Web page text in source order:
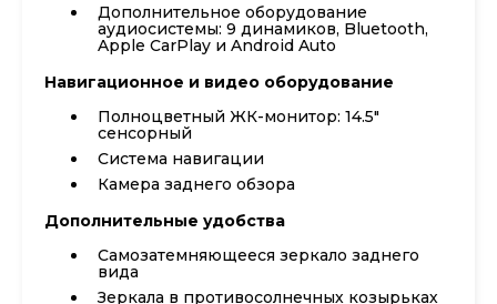
Дополнительное оборудование
аудиосистемы: 9 динамиков, Bluetooth,
Apple CarPlay и Android Auto
Навигационное и видео оборудование
Полноцветный ЖК-монитор: 14.5"
сенсорный
Система навигации
Камера заднего обзора
Дополнительные удобства
Самозатемняющееся зеркало заднего
вида
Зеркала в противосолнечных козырьках